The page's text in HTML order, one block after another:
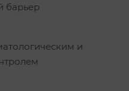
барьер
и